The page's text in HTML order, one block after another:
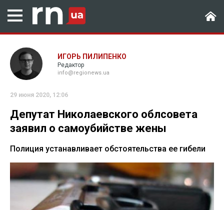
ИГОРЬ ПИЛИПЕНКО
Редактор
info@regionews.ua
29 июня 2020, 12:06
Депутат Николаевского облсовета
заявил о самоубийстве жены
Полиция устанавливает обстоятельства ее гибели